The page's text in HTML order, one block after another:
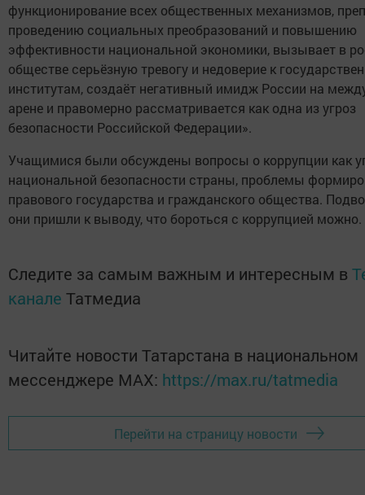
функционирование всех общественных механизмов,
проведению социальных преобразований и повышению
эффективности национальной экономики, вызывает в
обществе серьёзную тревогу и недоверие к
институтам, создаёт негативный имидж России на
арене и правомерно рассматривается как одна из угроз
безопасности Российской Федерации».
Учащимися были обсуждены вопросы о коррупции как
национальной безопасности страны, проблемы
правового государства и гражданского общества.
они пришли к выводу, что бороться с коррупцией можно.
Следите за самым важным и интересным в
канале Татмедиа
Читайте новости Татарстана в национальном
мессенджере MАХ: https://max.ru/tatmedia
Перейти на страницу новости